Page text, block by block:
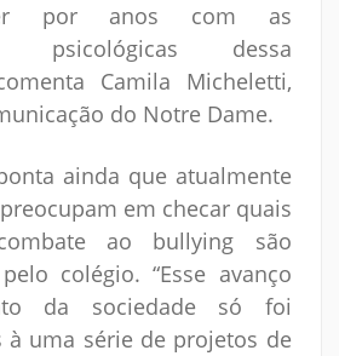
por anos com as
psicológicas dessa
comenta Camila Micheletti,
do Notre Dame.
ainda que atualmente
em checar quais
ao bullying são
colégio. “Esse avanço
da sociedade só foi
à uma série de projetos de